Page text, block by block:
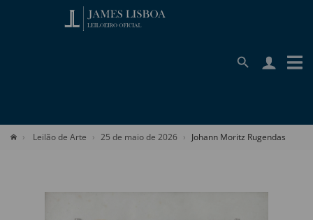
Leilão de Arte 25 de maio de 2026 Johann Moritz Rugendas